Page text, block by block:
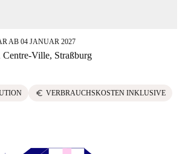
AB 04 JANUAR 2027
Centre-Ville, Straßburg
euro VERBRAUCHSKOSTEN INKLUSIVE